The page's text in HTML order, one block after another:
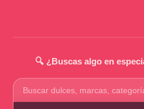
🔍 ¿Buscas algo en
Buscar
productos